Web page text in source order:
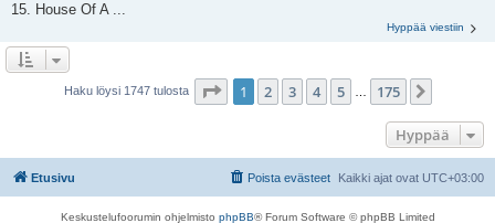
15. House Of A ...
Hyppää viestiin
Haku löysi 1747 tulosta Sivu /175
1 2 3 4 5 175
Hyppää
Etusivu Kaikki ajat ovat UTC+03:00
Poista evästeet
Keskustelufoorumin ohjelmisto phpBB® Forum Software © phpBB Limited